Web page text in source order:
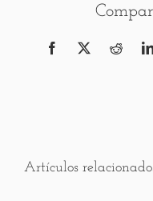
Facebook
X Reddit
Artículos